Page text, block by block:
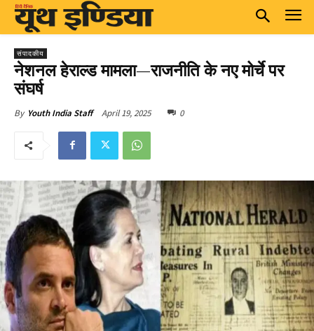
संपादकीय
नेशनल हेराल्ड मामला—राजनीति के नए मोर्चे पर
संघर्ष
By Youth India Staff April 19, 2025 0